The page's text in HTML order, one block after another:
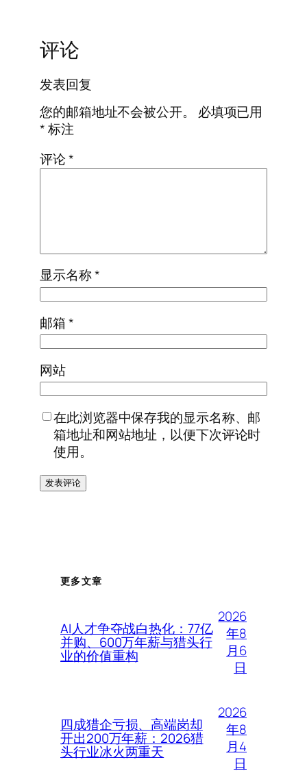
评论
发表回复
您的邮箱地址不会被公开。
必填项已用
*标注
评论*
显示名称*
邮箱*
网站
在此浏览器中保存我的显示名称、邮
箱地址和网站地址，以便下次评论时
使用。
更多文章
AI人才争夺战白热化：77亿
并购、600万年薪与猎头行
业的价值重构
2026
年8
月6
日
四成猎企亏损、高端岗却
开出200万年薪：2026猎
头行业冰火两重天
2026
年8
月4
日